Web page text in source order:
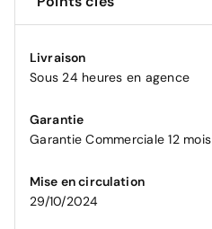
Livraison
Sous 24 heures en agence
Garantie
Garantie Commerciale 12 mois
Mise en circulation
29/10/2024